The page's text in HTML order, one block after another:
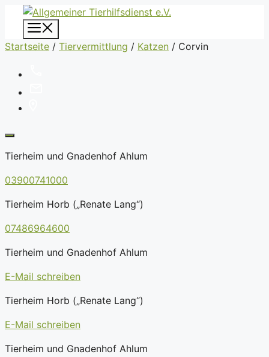
Zum
Inhalt
springen
Startseite / Tiervermittlung / Katzen / Corvin
Tierheim und Gnadenhof Ahlum
03900741000
Tierheim Horb („Renate Lang“)
07486964600
Tierheim und Gnadenhof Ahlum
E-Mail schreiben
Tierheim Horb („Renate Lang“)
E-Mail schreiben
Tierheim und Gnadenhof Ahlum